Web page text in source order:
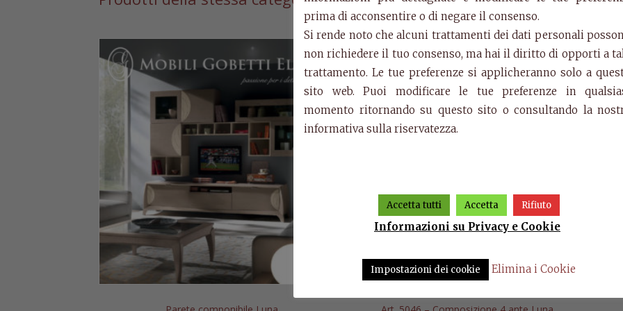
prima di acconsentire o di negare il consenso.
Si rende noto che alcuni trattamenti dei dati personali
non richiedere il tuo consenso, ma hai il diritto di opporti a
trattamento. Le tue preferenze si applicheranno solo a
sito web. Puoi modificare le tue preferenze in
momento ritornando su questo sito o consultando la
informativa sulla riservatezza.
Accetta tutti Accetta Rifiuto
Informazioni su Privacy e Cookie
Impostazioni dei cookie Elimina i Cookie